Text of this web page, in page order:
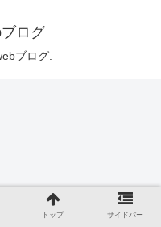
ログ
ブログ.
トップ サイドバー